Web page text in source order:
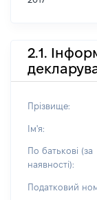
2.1.
Прізвище:
Ім'я:
По батькові (за
наявності):
Податковий